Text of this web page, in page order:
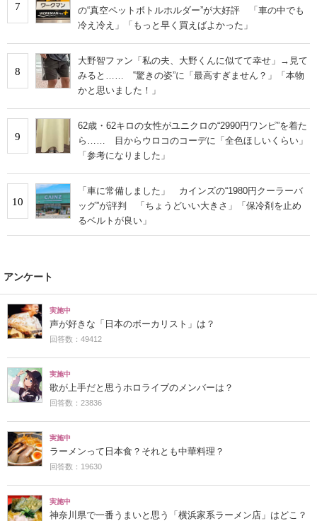
7
の“真空ペットボトルホルダー”が大好評 「車の中でも
冷え冷え」「もっと早く買えばよかった」
8
大野智ファン「私の夫、大野くんに似てて幸せ」→見て
みると…… ‟驚きの姿”に「最高すぎません？」「本物
かと思いました！」
9
62歳・62キロの女性がユニクロの“2990円ワンピ”を着た
ら…… 目からウロコのコーデに「全色ほしいくらい」
「参考になりました」
10
「車に常備しました」 カインズの“1980円クーラーバ
ッグ”が評判 「ちょうどいい大きさ」「保冷剤を止め
るベルトが良い」
アンケート
実施中
声が好きな「日本のボーカリスト」は？
回答数：49412
実施中
歌が上手だと思うホロライブのメンバーは？
回答数：23836
実施中
ラーメンって日本食？それとも中華料理？
回答数：19630
実施中
神奈川県で一番うまいと思う「横浜家系ラーメン店」はどこ？